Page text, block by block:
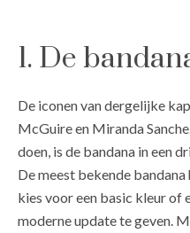
1. De
De iconen van dergelijke
McGuire en Miranda
doen, is de bandana in een
De meest bekende
kies voor een basic kleur of
moderne update te geven.